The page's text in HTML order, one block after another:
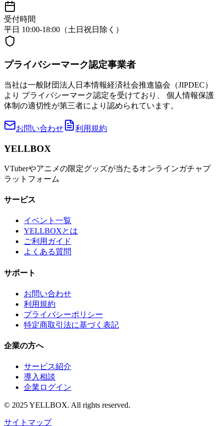
受付時間
平日 10:00-18:00（土日祝日除く）
プライバシーマーク認定事業者
当社は一般財団法人日本情報経済社会推進協会（JIPDEC）
より プライバシーマーク認定を受けており、 個人情報保護
体制の適切性が第三者により認められています。
お問い合わせ 利用規約
YELLBOX
VTuberやアニメの限定グッズが当たるオンラインガチャプ
ラットフォーム
サービス
イベント一覧
YELLBOXとは
ご利用ガイド
よくある質問
サポート
お問い合わせ
利用規約
プライバシーポリシー
特定商取引法に基づく表記
企業の方へ
サービス紹介
導入相談
企業ログイン
© 2025 YELLBOX. All rights reserved.
サイトマップ